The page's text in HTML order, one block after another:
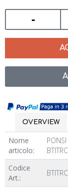
-
OVERVIEW
Nome
articolo:
Codice
Art.: